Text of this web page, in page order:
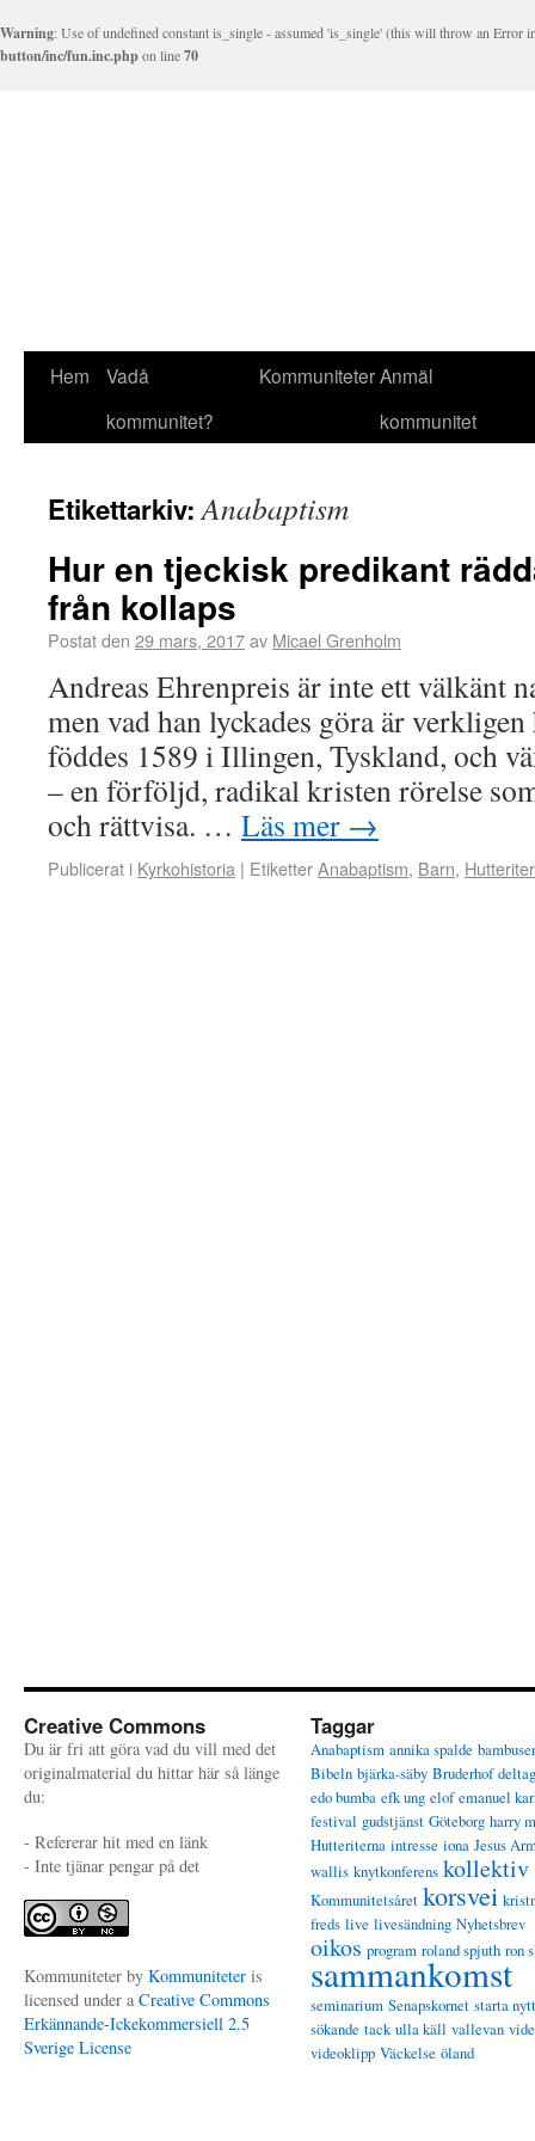
Warning: Use of undefined constant is_single - assumed 'is_single' (this will throw an
button/inc/fun.inc.phpon line70
Hem
Vadå
kommunitet?
KommuniteterAnmäl
kommunitet
Etikettarkiv:Anabaptism
Hur en tjeckisk predikant
från kollaps
Postat den 29 mars, 2017av Micael Grenholm
Andreas Ehrenpreis är inte ett välkänt
men vad han lyckades göra är
föddes 1589 i Illingen, Tyskland, och
– en förföljd, radikal kristen rörelse
och rättvisa. … Läs mer →
Publicerat i Kyrkohistoria | EtiketterAnabaptism, Barn,
Creative Commons
Du är fri att göra vad du vill med det
originalmaterial du hittar här så länge
du:
- Refererar hit med en länk
- Inte tjänar pengar på det
Kommuniteter by Kommuniteter is
licensed under a Creative Commons
Erkännande-Ickekommersiell 2.5
Sverige License
Taggar
Anabaptism annika spalde bambuser
Bibeln bjärka-säby Bruderhof
edo bumba efk ung elof emanuel
festival gudstjänst Göteborg harry
Hutteriterna intresse iona Jesus
wallis knytkonferens kollektiv
Kommunitetsåret korsvei
freds live livesändning Nyhetsbrev
oikos program roland spjuth ron
sammankomst
seminarium Senapskornet starta nytt
sökande tack ulla käll vallevan
videoklipp Väckelse öland